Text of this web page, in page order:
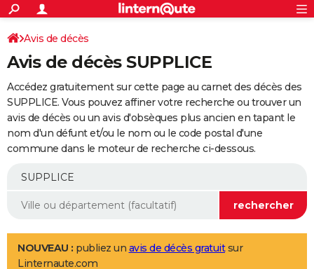
ACTUALITÉS
Politique
Société
Faits Divers
Education
Monde
Villes
+
SPORT
Coupe du monde 2026
Football
Tennis
Cyclisme
Rugby
Forum
Programme TV
TNT
Streaming
Cinéma
Sorties cinéma
Musique
+
FINANCE
Retraite
Epargne
Immobilier
Risques naturels par ville
Banque
Assurance
AUTO
Essais
Réserver un essai
Citadines
Berlines
SUV
Forum auto
+
Mobiles
Meilleur smartphone
Internet
Ordinateurs
Jeux vidéo
Guide high-tech
Aménagement intérieur
LIFESTYLE
Avis de décès
Avis de décès SUPPLICE
Accédez gratuitement sur cette page au carnet des décès des
SUPPLICE. Vous pouvez affiner votre recherche ou trouver un
avis de décès ou un avis d'obsèques plus ancien en tapant le
nom d'un défunt et/ou le nom ou le code postal d'une
commune dans le moteur de recherche ci-dessous.
NOUVEAU : publiez un avis de décès gratuitsur
Linternaute.com